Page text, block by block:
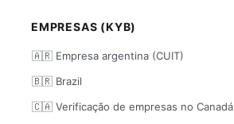
EMPRESAS (KYB)
🇦🇷 Empresa argentina (CUIT)
🇧🇷 Brazil
🇨🇦 Verificação de empresas no Canadá